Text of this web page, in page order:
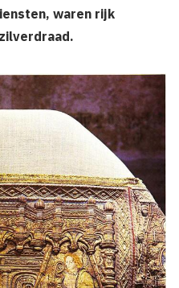
waren rijk